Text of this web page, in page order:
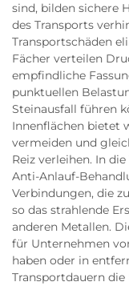
sind, bilden sichere
des Transports
Transportschäden
Fächer verteilen
empfindliche
punktuellen
Steinausfall führen
Innenflächen bietet
vermeiden und
Reiz verleihen. In
Anti-Anlauf-
Verbindungen, die
so das strahlende
anderen Metallen.
für Unternehmen
haben oder in
Transportdauern